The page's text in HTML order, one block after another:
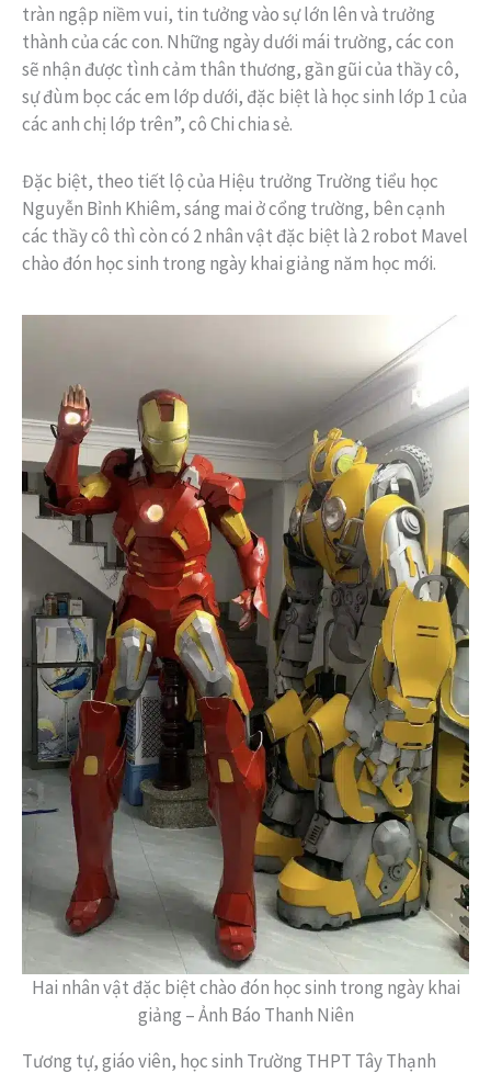
tràn ngập niềm vui, tin tưởng vào sự lớn lên và trưởng
thành của các con. Những ngày dưới mái trường, các con
sẽ nhận được tình cảm thân thương, gần gũi của thầy cô,
sự đùm bọc các em lớp dưới, đặc biệt là học sinh lớp 1 của
các anh chị lớp trên”, cô Chi chia sẻ.
Đặc biệt, theo tiết lộ của Hiệu trưởng Trường tiểu học
Nguyễn Bỉnh Khiêm, sáng mai ở cổng trường, bên cạnh
các thầy cô thì còn có 2 nhân vật đặc biệt là 2 robot Mavel
chào đón học sinh trong ngày khai giảng năm học mới.
Hai nhân vật đặc biệt chào đón học sinh trong ngày khai
giảng – Ảnh Báo Thanh Niên
Tương tự, giáo viên, học sinh Trường THPT Tây Thạnh